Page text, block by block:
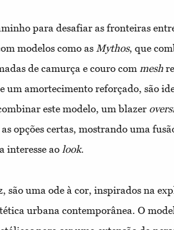
para desafiar as fronteiras
modelos como as Mythos, que
de camurça e couro commesh
um amortecimento reforçado, são
este modelo, um blazer
opções certas, mostrando uma
interesse ao look.
são uma ode à cor, inspirados na
urbana contemporânea. O